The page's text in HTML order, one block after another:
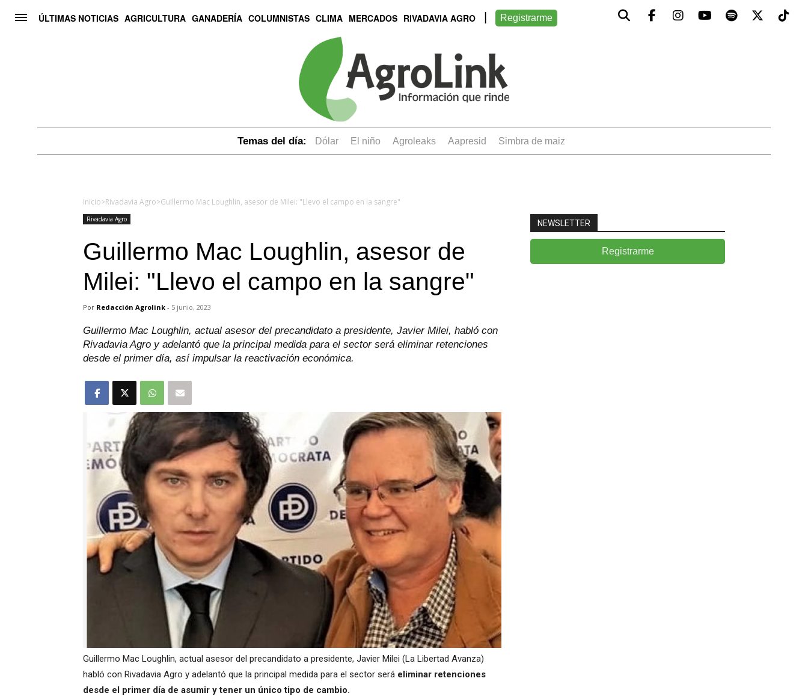
ÚLTIMAS NOTICIAS AGRICULTURA GANADERÍA COLUMNISTAS CLIMA MERCADOS RIVADAVIA AGRO Registrarme
Temas del día: dólar el niño Agroleaks aapresid simbra de maiz
Inicio>Rivadavia Agro>Guillermo Mac Loughlin, asesor de Milei: "Llevo el campo en la sangre"
Rivadavia Agro
Guillermo Mac Loughlin, asesor de
Milei: "Llevo el campo en la sangre"
Por Redacción Agrolink - 5 junio, 2023
Guillermo Mac Loughlin, actual asesor del precandidato a presidente, Javier Milei, habló con
Rivadavia Agro y adelantó que la principal medida para el sector será eliminar retenciones
desde el primer día, así impulsar la reactivación económica.
Guillermo Mac Loughlin, actual asesor del precandidato a presidente, Javier Milei (La Libertad Avanza)
habló con Rivadavia Agro y adelantó que la principal medida para el sector será eliminar retenciones
desde el primer día de asumir y tener un único tipo de cambio.
NEWSLETTER
Registrarme